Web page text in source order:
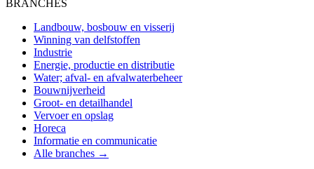
BRANCHES
Landbouw, bosbouw en visserij
Winning van delfstoffen
Industrie
Energie, productie en distributie
Water; afval- en afvalwaterbeheer
Bouwnijverheid
Groot- en detailhandel
Vervoer en opslag
Horeca
Informatie en communicatie
Alle branches →